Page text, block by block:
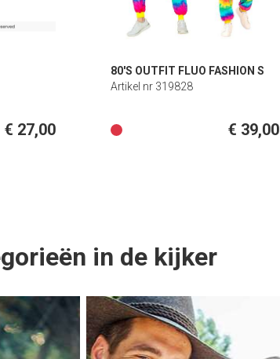
€ 27,00
80'S OUTFIT FLUO FASHION S
Artikel nr 319828
€ 39,00
in de kijker